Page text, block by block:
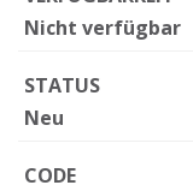
Nicht verfügbar
STATUS
Neu
CODE